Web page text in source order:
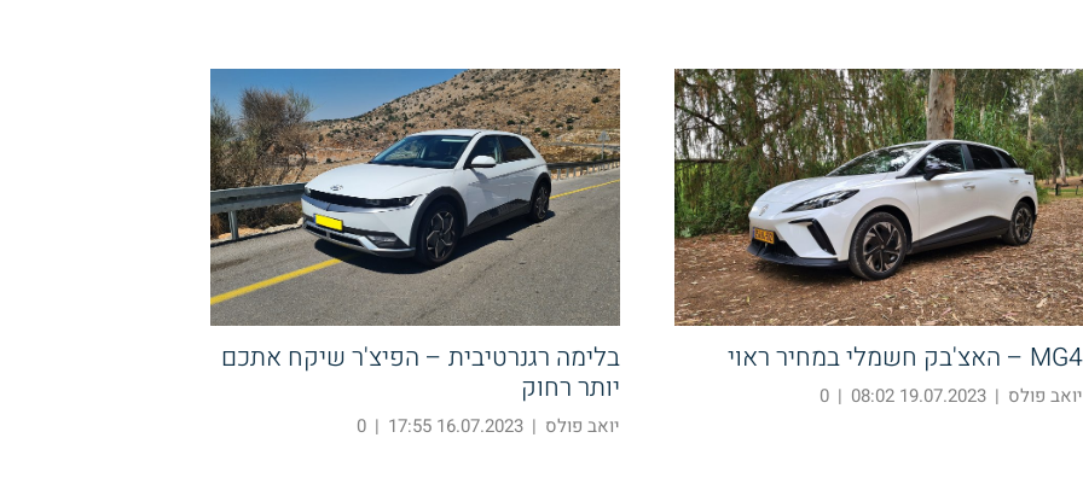
MG4 – האצ'בק חשמלי במחיר ראוי
יואב פולס |
19.07.2023 08:02
|
0
בלימה רגנרטיבית – הפיצ'ר שיקח אתכם
יותר רחוק
יואב פולס |
16.07.2023 17:55
|
0